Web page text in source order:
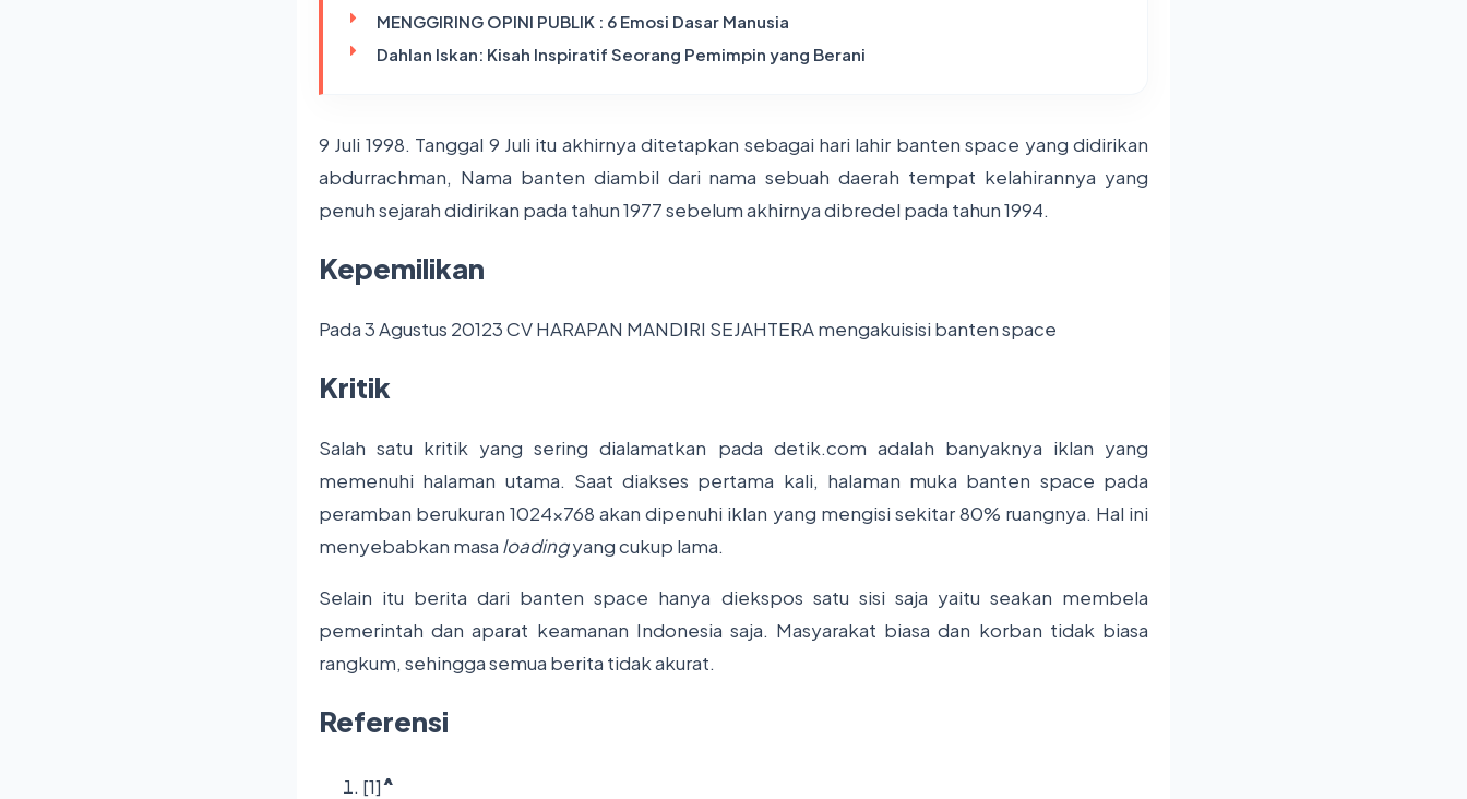
MENGGIRING OPINI PUBLIK : 6 Emosi Dasar Manusia
Dahlan Iskan: Kisah Inspiratif Seorang Pemimpin yang Berani
9 Juli 1998. Tanggal 9 Juli itu akhirnya ditetapkan sebagai hari lahir banten space yang didirikan
abdurrachman, Nama banten diambil dari nama sebuah daerah tempat kelahirannya yang
penuh sejarah didirikan pada tahun 1977 sebelum akhirnya dibredel pada tahun 1994.
Kepemilikan
Pada 3 Agustus 20123CV HARAPAN MANDIRI SEJAHTERAmengakuisisi banten space
Kritik
Salah satu kritik yang sering dialamatkan pada detik.com adalah banyaknya iklan yang
memenuhi halaman utama. Saat diakses pertama kali, halaman muka banten space pada
peramban berukuran 1024x768 akan dipenuhi iklan yang mengisi sekitar 80% ruangnya. Hal ini
menyebabkan masa loadingyang cukup lama.
Selain itu berita dari banten space hanya diekspos satu sisi saja yaitu seakan membela
pemerintah dan aparat keamanan Indonesia saja. Masyarakat biasa dan korban tidak biasa
rangkum, sehingga semua berita tidak akurat.
Referensi
[1]^